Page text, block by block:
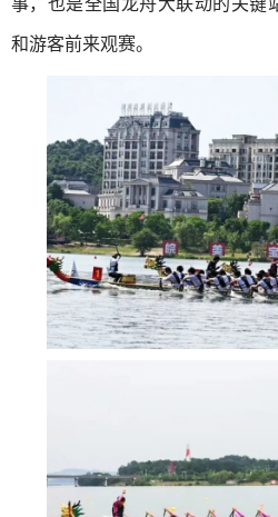
事，也是全国龙舟大联动的关键
和游客前来观赛。